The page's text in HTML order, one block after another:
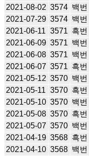
2021-08-02 3574 백번
2021-07-29 3574 백번
2021-06-11 3571 흑번
2021-06-09 3571 백번
2021-06-08 3571 백번
2021-06-07 3571 흑번
2021-05-12 3570 백번
2021-05-11 3570 흑번
2021-05-10 3570 백번
2021-05-08 3570 흑번
2021-05-07 3570 백번
2021-04-19 3568 흑번
2021-04-10 3568 백번